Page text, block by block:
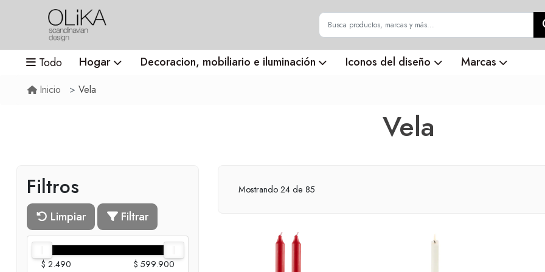
Todo Hogar Decoracion, mobiliario e iluminación Iconos del diseño Marcas
Inicio Vela
Vela
Filtros
Limpiar Filtrar
$ 2.490 $ 599.900
Mostrando 24 de 85